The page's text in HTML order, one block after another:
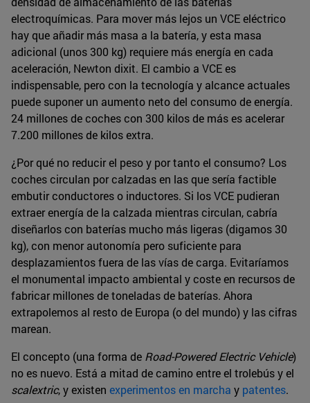
electroquímicas. Para mover más lejos un VCE eléctrico
hay que añadir más masa a la batería, y esta masa
adicional (unos 300 kg) requiere más energía en cada
aceleración, Newton dixit. El cambio a VCE es
indispensable, pero con la tecnología y alcance actuales
puede suponer un aumento neto del consumo de energía.
24 millones de coches con 300 kilos de más es acelerar
7.200 millones de kilos extra.
¿Por qué no reducir el peso y por tanto el consumo? Los
coches circulan por calzadas en las que sería factible
embutir conductores o inductores. Si los VCE pudieran
extraer energía de la calzada mientras circulan, cabría
diseñarlos con baterías mucho más ligeras (digamos 30
kg), con menor autonomía pero suficiente para
desplazamientos fuera de las vías de carga. Evitaríamos
el monumental impacto ambiental y coste en recursos de
fabricar millones de toneladas de baterías. Ahora
extrapolemos al resto de Europa (o del mundo) y las cifras
marean.
El concepto (una forma de Road-Powered Electric Vehicle)
no es nuevo. Está a mitad de camino entre el trolebús y el
scalextric, y existen experimentos en marcha y patentes.